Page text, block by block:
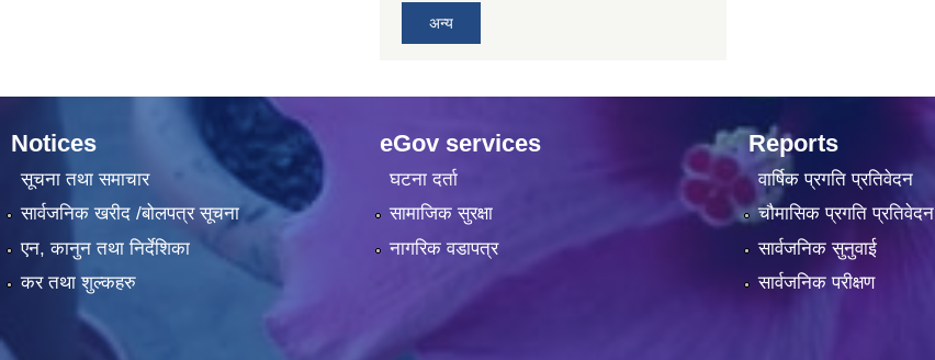
अन्य
Notices
सूचना तथा समाचार
सार्वजनिक खरीद /बोलपत्र सूचना
एन, कानुन तथा निर्देशिका
कर तथा शुल्कहरु
eGov services
घटना दर्ता
सामाजिक सुरक्षा
नागरिक वडापत्र
Reports
वार्षिक प्रगति प्रतिवेदन
चौमासिक प्रगति प्रतिवेदन
सार्वजनिक सुनुवाई
सार्वजनिक परीक्षण